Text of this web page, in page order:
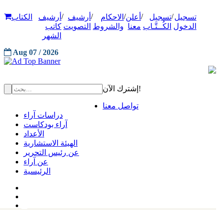
تسجيل
الدخول
/تسجيل
الكُــتَّـاب
/ أعلن
معنا
/ الاحكام
والشروط
/ أرشيف
التصويت
/ أرشيف
كاتب
الشهر
الكتاب
Aug 07 / 2026
إشترك الآن!
تواصل معنا
دراسات آراء
آراء بودكاست
الأعداد
الهيئة الاستشارية
عن رئيس التحرير
عن آراء
الرئيسية